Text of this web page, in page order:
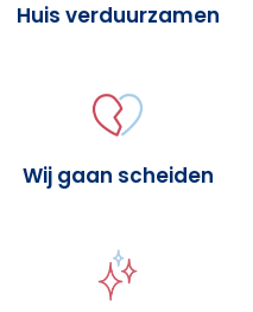
Huis verduurzamen
Wij gaan scheiden